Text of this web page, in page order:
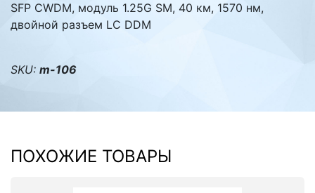
SFP CWDM, модуль 1.25G SM, 40 км, 1570 нм,
двойной разъем LC DDM
SKU: m-106
ПОХОЖИЕ ТОВАРЫ